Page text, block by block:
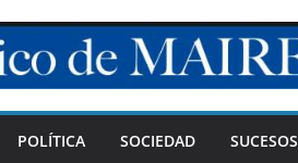
POLÍTICA SOCIEDAD SUCESOS